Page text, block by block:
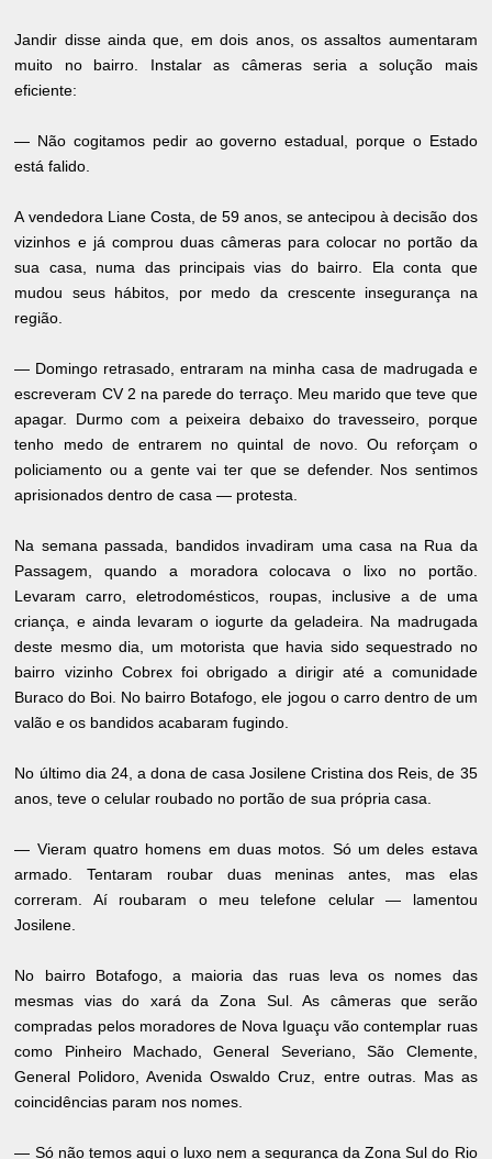
Jandir disse ainda que, em dois anos, os assaltos aumentaram
muito no bairro. Instalar as câmeras seria a solução mais
eficiente:
— Não cogitamos pedir ao governo estadual, porque o Estado
está falido.
A vendedora Liane Costa, de 59 anos, se antecipou à decisão dos
vizinhos e já comprou duas câmeras para colocar no portão da
sua casa, numa das principais vias do bairro. Ela conta que
mudou seus hábitos, por medo da crescente insegurança na
região.
— Domingo retrasado, entraram na minha casa de madrugada e
escreveram CV 2 na parede do terraço. Meu marido que teve que
apagar. Durmo com a peixeira debaixo do travesseiro, porque
tenho medo de entrarem no quintal de novo. Ou reforçam o
policiamento ou a gente vai ter que se defender. Nos sentimos
aprisionados dentro de casa — protesta.
Na semana passada, bandidos invadiram uma casa na Rua da
Passagem, quando a moradora colocava o lixo no portão.
Levaram carro, eletrodomésticos, roupas, inclusive a de uma
criança, e ainda levaram o iogurte da geladeira. Na madrugada
deste mesmo dia, um motorista que havia sido sequestrado no
bairro vizinho Cobrex foi obrigado a dirigir até a comunidade
Buraco do Boi. No bairro Botafogo, ele jogou o carro dentro de um
valão e os bandidos acabaram fugindo.
No último dia 24, a dona de casa Josilene Cristina dos Reis, de 35
anos, teve o celular roubado no portão de sua própria casa.
— Vieram quatro homens em duas motos. Só um deles estava
armado. Tentaram roubar duas meninas antes, mas elas
correram. Aí roubaram o meu telefone celular — lamentou
Josilene.
No bairro Botafogo, a maioria das ruas leva os nomes das
mesmas vias do xará da Zona Sul. As câmeras que serão
compradas pelos moradores de Nova Iguaçu vão contemplar ruas
como Pinheiro Machado, General Severiano, São Clemente,
General Polidoro, Avenida Oswaldo Cruz, entre outras. Mas as
coincidências param nos nomes.
— Só não temos aqui o luxo nem a segurança da Zona Sul do Rio